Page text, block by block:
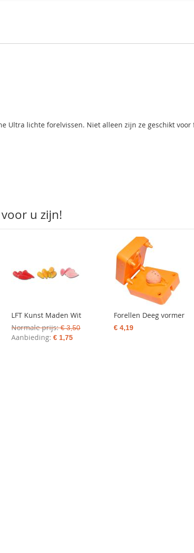
Ultra lichte forelvissen. Niet alleen zijn ze geschikt voor
u zijn!
LFT Kunst Maden Wit
Normale prijs € 3,50
Aanbieding € 1,75
Forellen Deeg vormer
€ 4,19